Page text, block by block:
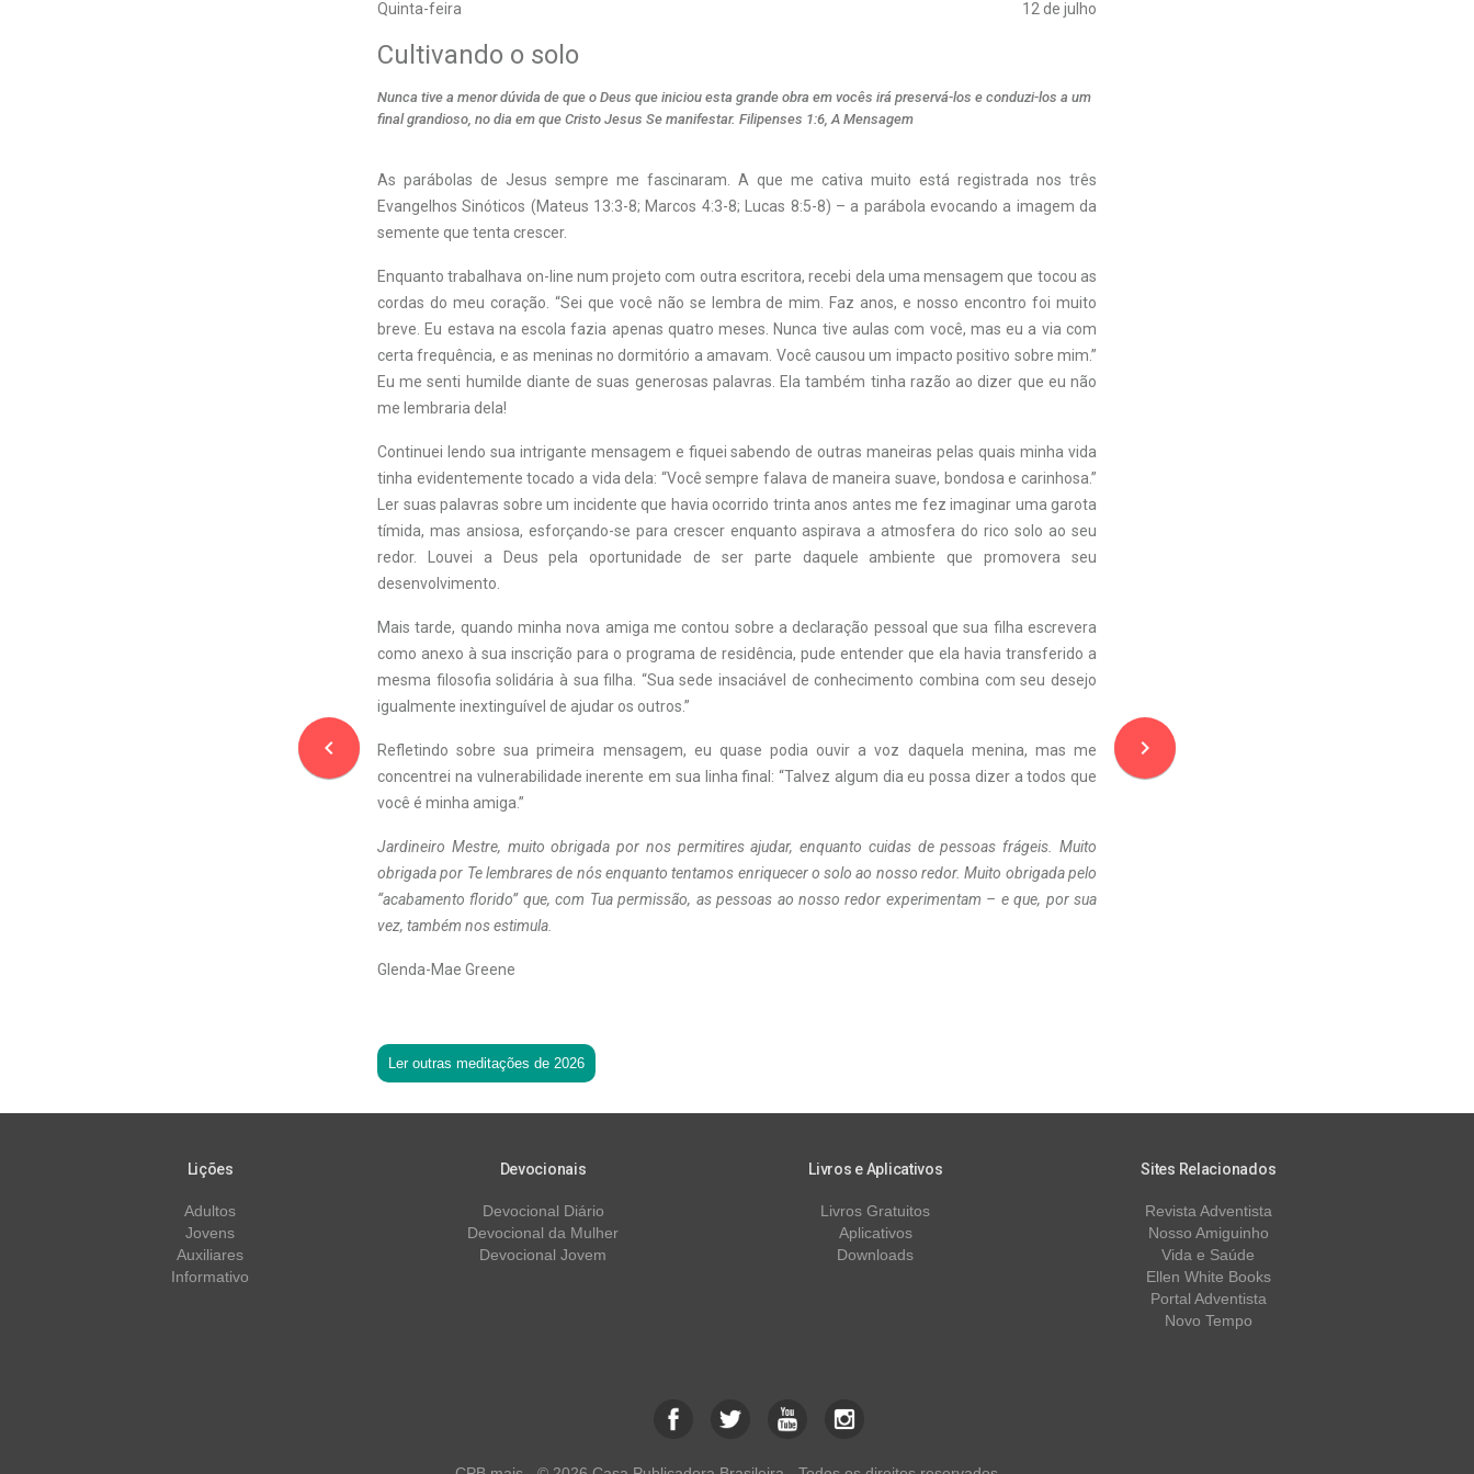
Quinta-feira 12 de julho
navigate_before
Cultivando o solo
Nunca tive a menor dúvida de que o Deus que iniciou esta grande obra em vocês irá preservá-los e conduzi-los a um
final grandioso, no dia em que Cristo Jesus Se manifestar. Filipenses 1:6, A Mensagem
As parábolas de Jesus sempre me fascinaram. A que me cativa muito está registrada nos três
Evangelhos Sinóticos (Mateus 13:3-8; Marcos 4:3-8; Lucas 8:5-8) – a parábola evocando a imagem da
semente que tenta crescer.
Enquanto trabalhava on-line num projeto com outra escritora, recebi dela uma mensagem que tocou as
cordas do meu coração. “Sei que você não se lembra de mim. Faz anos, e nosso encontro foi muito
breve. Eu estava na escola fazia apenas quatro meses. Nunca tive aulas com você, mas eu a via com
certa frequência, e as meninas no dormitório a amavam. Você causou um impacto positivo sobre mim.”
Eu me senti humilde diante de suas generosas palavras. Ela também tinha razão ao dizer que eu não
me lembraria dela!
Continuei lendo sua intrigante mensagem e fiquei sabendo de outras maneiras pelas quais minha vida
tinha evidentemente tocado a vida dela: “Você sempre falava de maneira suave, bondosa e carinhosa.”
Ler suas palavras sobre um incidente que havia ocorrido trinta anos antes me fez imaginar uma garota
tímida, mas ansiosa, esforçando-se para crescer enquanto aspirava a atmosfera do rico solo ao seu
redor. Louvei a Deus pela oportunidade de ser parte daquele ambiente que promovera seu
desenvolvimento.
Mais tarde, quando minha nova amiga me contou sobre a declaração pessoal que sua filha escrevera
como anexo à sua inscrição para o programa de residência, pude entender que ela havia transferido a
mesma filosofia solidária à sua filha. “Sua sede insaciável de conhecimento combina com seu desejo
igualmente inextinguível de ajudar os outros.”
Refletindo sobre sua primeira mensagem, eu quase podia ouvir a voz daquela menina, mas me
concentrei na vulnerabilidade inerente em sua linha final: “Talvez algum dia eu possa dizer a todos que
você é minha amiga.”
Jardineiro Mestre, muito obrigada por nos permitires ajudar, enquanto cuidas de pessoas frágeis. Muito
obrigada por Te lembrares de nós enquanto tentamos enriquecer o solo ao nosso redor. Muito obrigada pelo
“acabamento florido” que, com Tua permissão, as pessoas ao nosso redor experimentam – e que, por sua
vez, também nos estimula.
Glenda-Mae Greene
Ler outras meditações de 2026
navigate_next
Lições
Adultos
Jovens
Auxiliares
Informativo
Devocionais
Devocional Diário
Devocional da Mulher
Devocional Jovem
Livros e Aplicativos
Livros Gratuitos
Aplicativos
Downloads
Sites Relacionados
Revista Adventista
Nosso Amiguinho
Vida e Saúde
Ellen White Books
Portal Adventista
Novo Tempo